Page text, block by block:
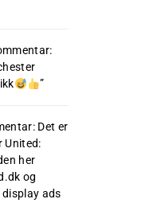
”
Det er
United:
her
og
ads